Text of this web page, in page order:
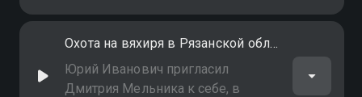
и в России, в Липецкой области.
фильме
Охота на вяхиря в Рязанской области
Юрий Иванович пригласил
Дмитрия Мельника к себе, в